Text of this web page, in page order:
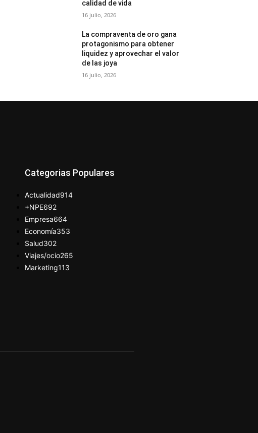
calidad de vida
16 julio, 2026
La compraventa de oro gana
protagonismo para obtener
liquidez y aprovechar el valor
de las joya
16 julio, 2026
Categorias Populares
Actualidad914
+NPE692
Empresa664
Economía353
Salud302
Viajes/ocio265
Marketing113